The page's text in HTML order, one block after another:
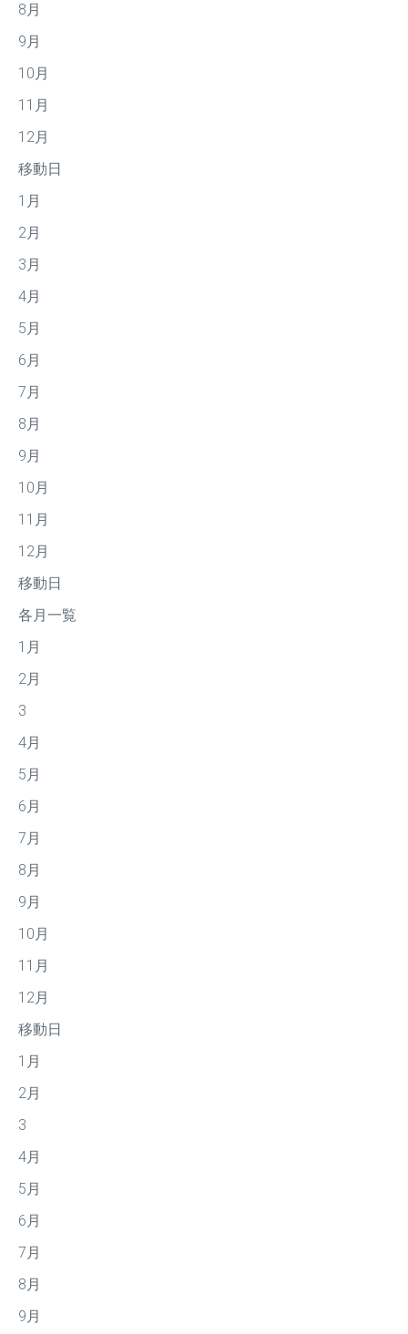
8月
9月
10月
11月
12月
移動日
1月
2月
3月
4月
5月
6月
7月
8月
9月
10月
11月
12月
移動日
各月一覧
1月
2月
3
4月
5月
6月
7月
8月
9月
10月
11月
12月
移動日
1月
2月
3
4月
5月
6月
7月
8月
9月